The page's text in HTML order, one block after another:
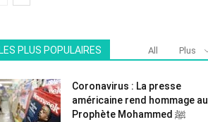
PLUS POPULAIRES All Plus
Coronavirus : La presse
américaine rend hommage au
Prophète Mohammed ﷺ